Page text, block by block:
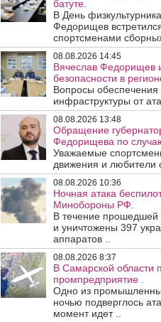
батуте.
В День
Федорищев
спортсменами
08.08.2026 14:45
Вячеслав Федорищев
безопасности в
Вопросы обеспечения
инфраструктуры от
08.08.2026 13:48
Обращение
Федорищева по
Уважаемые
движения и любители
08.08.2026 10:36
Ночная атака
Минобороны РФ.
В течение
и уничтожены 397
аппаратов ..
08.08.2026 8:37
В Самарской области
промпредприятие .
Одно из
ночью подверглось
момент идет ..